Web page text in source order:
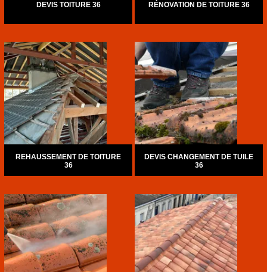
DEVIS TOITURE 36 RÉNOVATION DE TOITURE 36
REHAUSSEMENT DE TOITURE
36
DEVIS CHANGEMENT DE TUILE
36